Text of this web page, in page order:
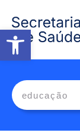
Abrir a